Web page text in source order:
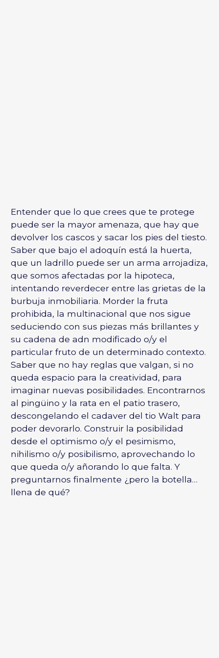
Entender que lo que crees que te protege
puede ser la mayor amenaza, que hay que
devolver los cascos y sacar los pies del tiesto.
Saber que bajo el adoquín está la huerta,
que un ladrillo puede ser un arma arrojadiza,
que somos afectadas por la hipoteca,
intentando reverdecer entre las grietas de la
burbuja inmobiliaria. Morder la fruta
prohibida, la multinacional que nos sigue
seduciendo con sus piezas más brillantes y
su cadena de adn modificado o/y el
particular fruto de un determinado contexto.
Saber que no hay reglas que valgan, si no
queda espacio para la creatividad, para
imaginar nuevas posibilidades. Encontrarnos
al pingüino y la rata en el patio trasero,
descongelando el cadaver del tio Walt para
poder devorarlo. Construir la posibilidad
desde el optimismo o/y el pesimismo,
nihilismo o/y posibilismo, aprovechando lo
que queda o/y añorando lo que falta. Y
preguntarnos finalmente ¿pero la botella…
llena de qué?